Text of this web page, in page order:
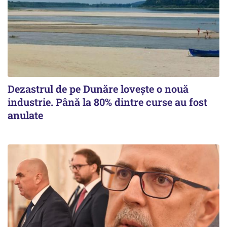
Dezastrul de pe Dunăre lovește o nouă
industrie. Până la 80% dintre curse au fost
anulate